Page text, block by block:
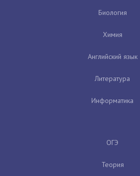
Биология
Химия
Английский язык
Литература
Информатика
ОГЭ
Теория